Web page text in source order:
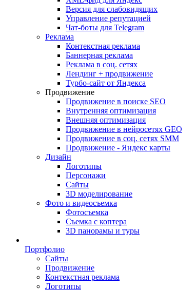
Версия для слабовидящих
Управление репутацией
Чат-боты для Telegram
Реклама
Контекстная реклама
Баннерная реклама
Реклама в соц. сетях
Лендинг + продвижение
Турбо-сайт от Яндекса
Продвижение
Продвижение в поиске SEO
Внутренняя оптимизация
Внешняя оптимизация
Продвижение в нейросетях GEO
Продвижение в соц. сетях SMM
Продвижение - Яндекс карты
Дизайн
Логотипы
Персонажи
Сайты
3D моделирование
Фото и видеосъемка
Фотосъемка
Съемка с коптера
3D панорамы и туры
Портфолио
Сайты
Продвижение
Контекстная реклама
Логотипы